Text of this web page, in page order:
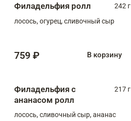
Филадельфия ролл
242 г
лосось, огурец, сливочный сыр
759 ₽ В корзину
Филадельфия с
ананасом ролл
217 г
лосось, сливочный сыр, ананас